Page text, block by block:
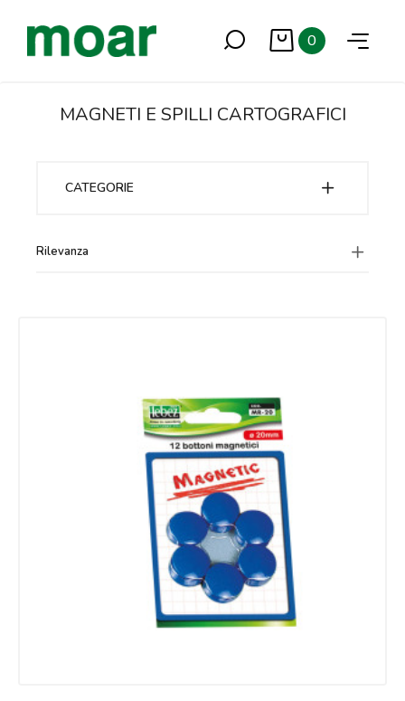
0
MAGNETI E SPILLI CARTOGRAFICI
CATEGORIE
Rilevanza